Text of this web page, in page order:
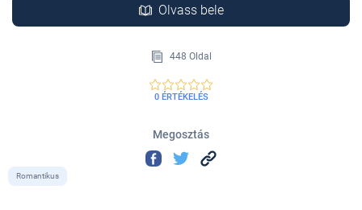
Olvass bele
448 Oldal
0 ÉRTÉKELÉS
Megosztás
Romantikus